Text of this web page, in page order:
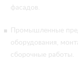
фасадов.
Промышленные
оборудования,
сборочные работы.